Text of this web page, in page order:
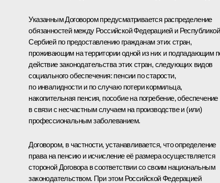
Указанным Договором предусматривается распределение
обязанностей между Российской Федерацией и Республикой
Сербией по предоставлению гражданам этих стран,
проживающим на территории одной из них и подпадающим
действие законодательства этих стран, следующих видов
социального обеспечения: пенсии по старости,
по инвалидности и по случаю потери кормильца,
накопительная пенсия, пособие на погребение, обеспечение
в связи с несчастным случаем на производстве и (или)
профессиональным заболеванием.
Договором, в частности, устанавливается, что определение
права на пенсию и исчисление её размера осуществляется
стороной Договора в соответствии со своим национальным
законодательством. При этом Российской Федерацией